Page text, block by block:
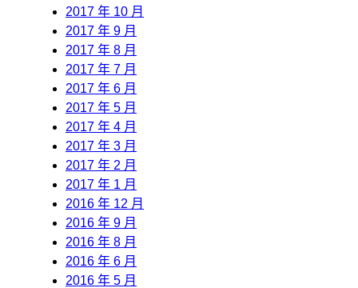
2017 年 10 月
2017 年 9 月
2017 年 8 月
2017 年 7 月
2017 年 6 月
2017 年 5 月
2017 年 4 月
2017 年 3 月
2017 年 2 月
2017 年 1 月
2016 年 12 月
2016 年 9 月
2016 年 8 月
2016 年 6 月
2016 年 5 月